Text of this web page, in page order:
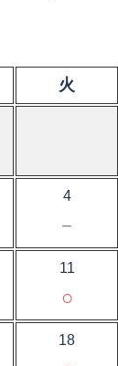
火
4
－
11
○
18